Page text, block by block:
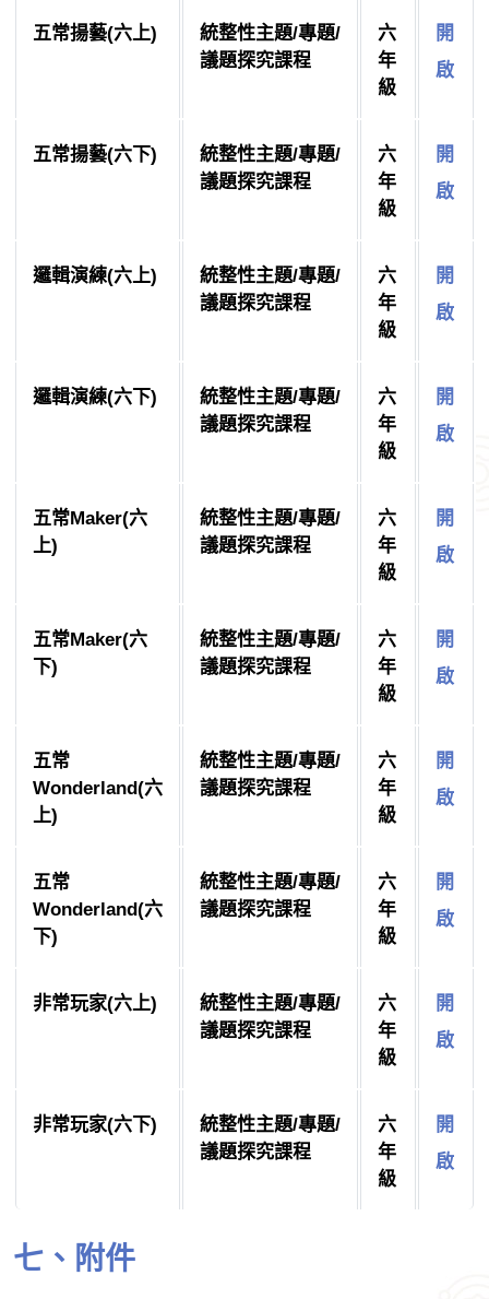
五常揚藝(六上)
統整性主題/專題/
議題探究課程
六
年
級
開
啟
五常揚藝(六下)
統整性主題/專題/
議題探究課程
六
年
級
開
啟
邏輯演練(六上)
統整性主題/專題/
議題探究課程
六
年
級
開
啟
邏輯演練(六下)
統整性主題/專題/
議題探究課程
六
年
級
開
啟
五常Maker(六
上)
統整性主題/專題/
議題探究課程
六
年
級
開
啟
五常Maker(六
下)
統整性主題/專題/
議題探究課程
六
年
級
開
啟
五常
Wonderland(六
上)
統整性主題/專題/
議題探究課程
六
年
級
開
啟
五常
Wonderland(六
下)
統整性主題/專題/
議題探究課程
六
年
級
開
啟
非常玩家(六上)
統整性主題/專題/
議題探究課程
六
年
級
開
啟
非常玩家(六下)
統整性主題/專題/
議題探究課程
六
年
級
開
啟
七、附件